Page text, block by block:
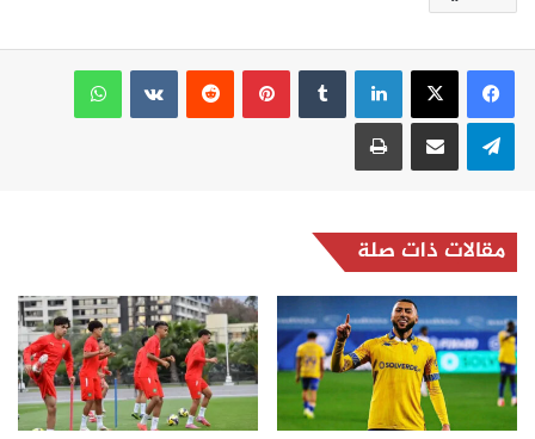
لينكدإن بينتيريست
واتساب
تيلقرام مشاركة عبر البريد طباعة
مقالات ذات صلة